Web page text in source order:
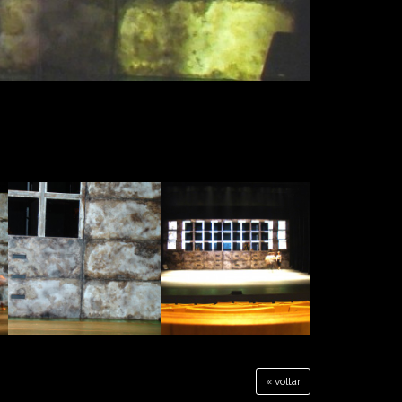
« voltar